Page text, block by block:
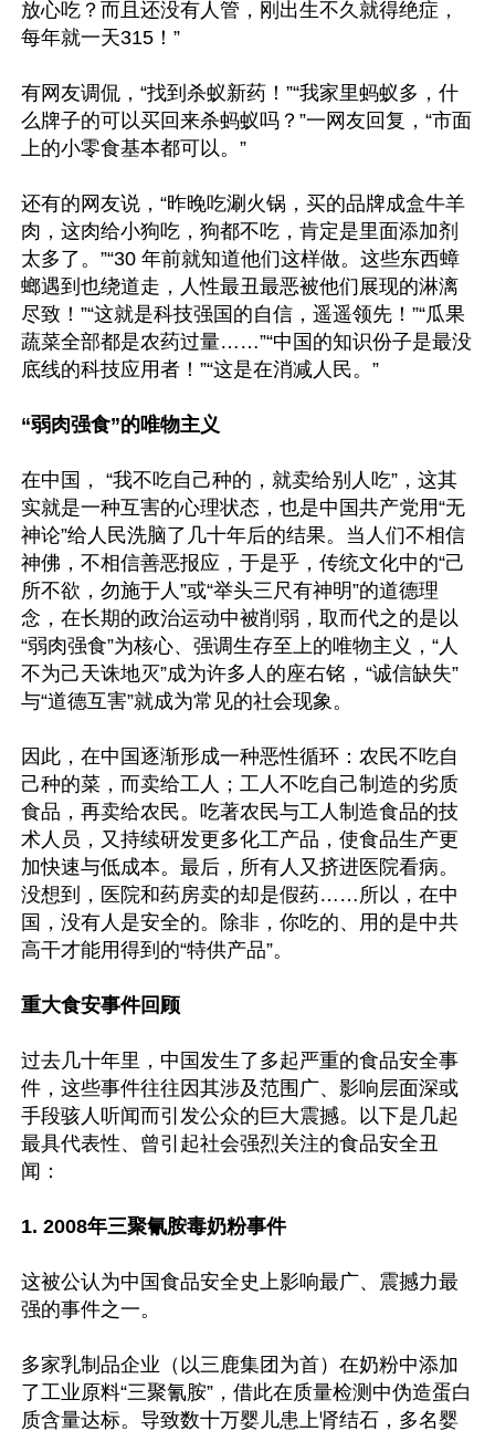
放心吃？而且还没有人管，刚出生不久就得绝症，
每年就一天315！”
有网友调侃，“找到杀蚁新药！”“我家里蚂蚁多，什
么牌子的可以买回来杀蚂蚁吗？”一网友回复，“市面
上的小零食基本都可以。”
还有的网友说，“昨晚吃涮火锅，买的品牌成盒牛羊
肉，这肉给小狗吃，狗都不吃，肯定是里面添加剂
太多了。”“30 年前就知道他们这样做。这些东西蟑
螂遇到也绕道走，人性最丑最恶被他们展现的淋漓
尽致！”“这就是科技强国的自信，遥遥领先！”“瓜果
蔬菜全部都是农药过量……”“中国的知识份子是最没
底线的科技应用者！”“这是在消减人民。”
“弱肉强食”的唯物主义
在中国， “我不吃自己种的，就卖给别人吃”，这其
实就是一种互害的心理状态，也是中国共产党用“无
神论”给人民洗脑了几十年后的结果。当人们不相信
神佛，不相信善恶报应，于是乎，传统文化中的“己
所不欲，勿施于人”或“举头三尺有神明”的道德理
念，在长期的政治运动中被削弱，取而代之的是以
“弱肉强食”为核心、强调生存至上的唯物主义，“人
不为己天诛地灭”成为许多人的座右铭，“诚信缺失”
与“道德互害”就成为常见的社会现象。
因此，在中国逐渐形成一种恶性循环：农民不吃自
己种的菜，而卖给工人；工人不吃自己制造的劣质
食品，再卖给农民。吃著农民与工人制造食品的技
术人员，又持续研发更多化工产品，使食品生产更
加快速与低成本。最后，所有人又挤进医院看病。
没想到，医院和药房卖的却是假药……所以，在中
国，没有人是安全的。除非，你吃的、用的是中共
高干才能用得到的“特供产品”。
重大食安事件回顾
过去几十年里，中国发生了多起严重的食品安全事
件，这些事件往往因其涉及范围广、影响层面深或
手段骇人听闻而引发公众的巨大震撼。以下是几起
最具代表性、曾引起社会强烈关注的食品安全丑
闻：
1. 2008年三聚氰胺毒奶粉事件
这被公认为中国食品安全史上影响最广、震撼力最
强的事件之一。
多家乳制品企业（以三鹿集团为首）在奶粉中添加
了工业原料“三聚氰胺”，借此在质量检测中伪造蛋白
质含量达标。导致数十万婴儿患上肾结石，多名婴